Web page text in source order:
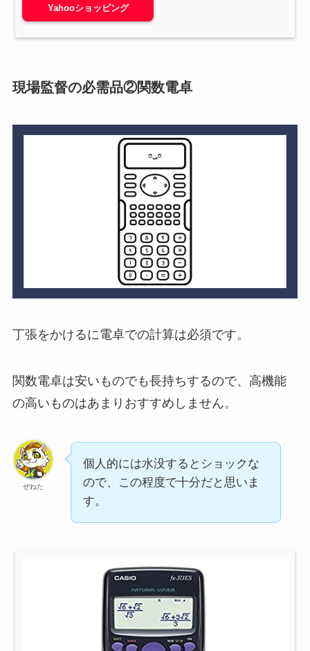
Yahooショッピング
現場監督の必需品②関数電卓
丁張をかけるに電卓での計算は必須です。
関数電卓は安いものでも長持ちするので、高機能
の高いものはあまりおすすめしません。
ぜねた
個人的には水没するとショックな
ので、この程度で十分だと思いま
す。